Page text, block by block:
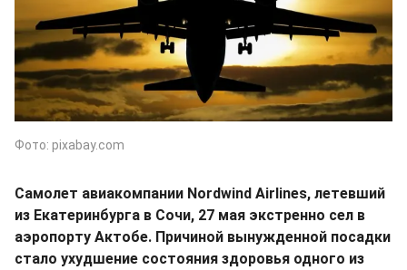
Фото: pixabay.com
Самолет авиакомпании Nordwind Airlines, летевший
из Екатеринбурга в Сочи, 27 мая экстренно сел в
аэропорту Актобе. Причиной вынужденной посадки
стало ухудшение состояния здоровья одного из